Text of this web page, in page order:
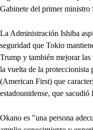
Gabinete del primer ministro
La Administración Ishiba
seguridad que Tokio
Trump y también mejorar las
la vuelta de la
(American First) que
estadounidense, que
Okano es "una persona